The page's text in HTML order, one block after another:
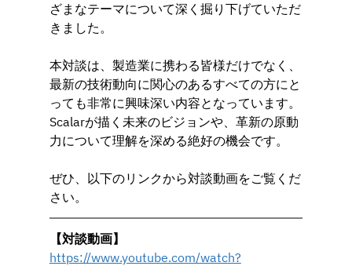
ざまなテーマについて深く掘り下げていただ
きました。
本対談は、製造業に携わる皆様だけでなく、
最新の技術動向に関心のあるすべての方にと
っても非常に興味深い内容となっています。
Scalarが描く未来のビジョンや、革新の原動
力について理解を深める絶好の機会です。
ぜひ、以下のリンクから対談動画をご覧くだ
さい。
【対談動画】
https://www.youtube.com/watch?